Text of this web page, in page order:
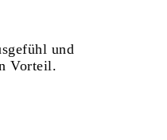
und
Vorteil.